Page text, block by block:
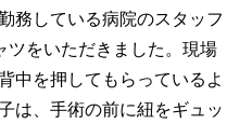
務している病院のスタッフ
ツをいただきました。現場
中を押してもらっているよ
は、手術の前に紐をギュッ